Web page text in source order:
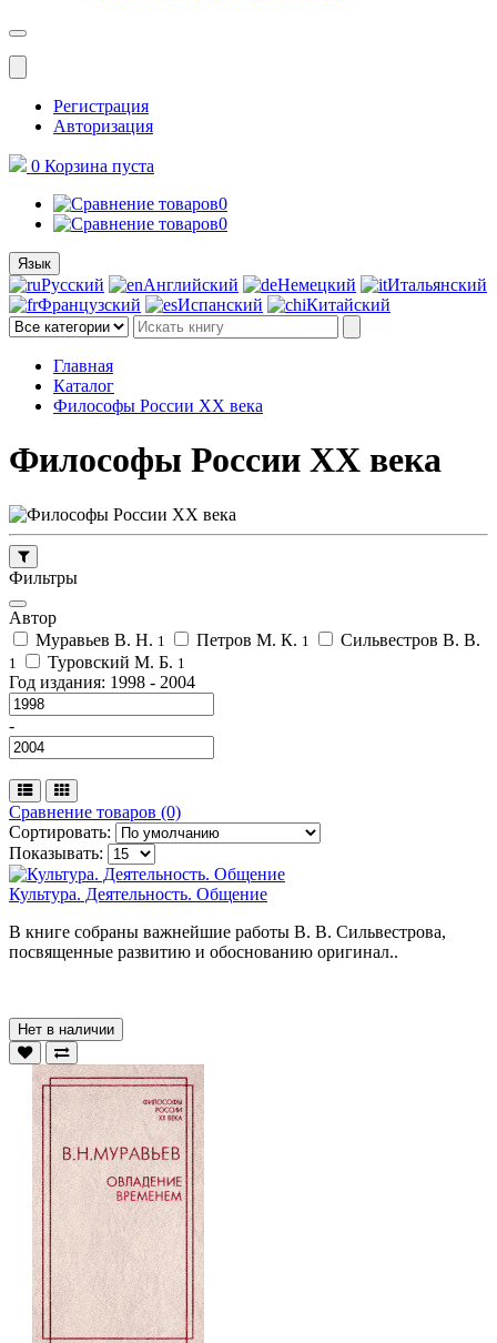
Меню
Регистрация
Авторизация
0 Корзина пуста
0
0
Язык
Русский Английский Немецкий
Итальянский
Французский
Испанский Китайский
Главная
Каталог
Философы России ХХ века
Философы России ХХ века
Фильтры
Автор
Муравьев В. Н. 1 Петров М. К. 1 Сильвестров В. В.
1 Туровский М. Б. 1
Год издания: 1998 - 2004
-
Сравнение товаров (0)
Сортировать:
Показывать:
Культура. Деятельность. Общение
В книге собраны важнейшие работы В. В. Сильвестрова,
посвященные развитию и обоснованию оригинал..
Нет в наличии